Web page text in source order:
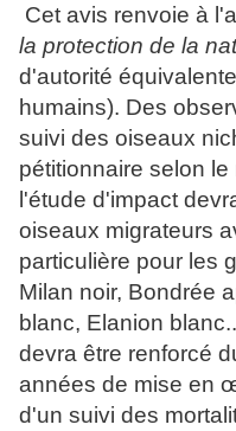
Cet avis renvoie à
la protection de la
d'autorité
humains). Des
suivi des oiseaux
pétitionnaire selon
l'étude d'impact
oiseaux migrateurs
particulière pour les
Milan noir, Bondrée
blanc, Elanion
devra être renforcé
années de mise en
d'un suivi des